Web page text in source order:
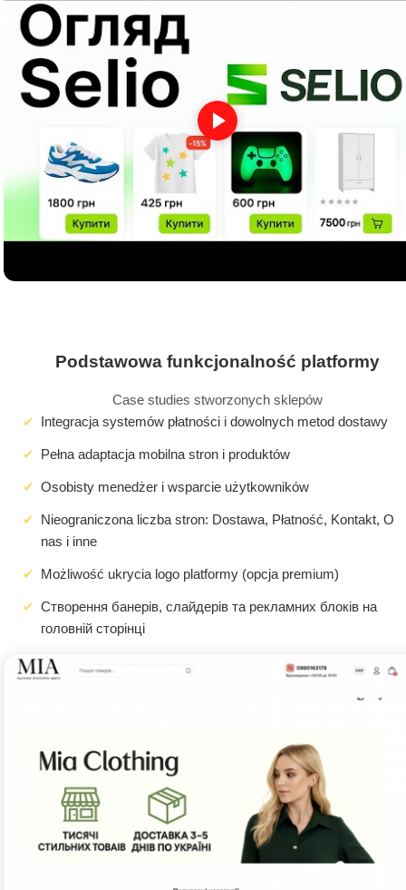
Podstawowa funkcjonalność platformy
Case studies stworzonych sklepów
Integracja systemów płatności i dowolnych metod dostawy
Pełna adaptacja mobilna stron i produktów
Osobisty menedżer i wsparcie użytkowników
Nieograniczona liczba stron: Dostawa, Płatność, Kontakt, O
nas i inne
Możliwość ukrycia logo platformy (opcja premium)
Створення банерів, слайдерів та рекламних блоків на
головній сторінці